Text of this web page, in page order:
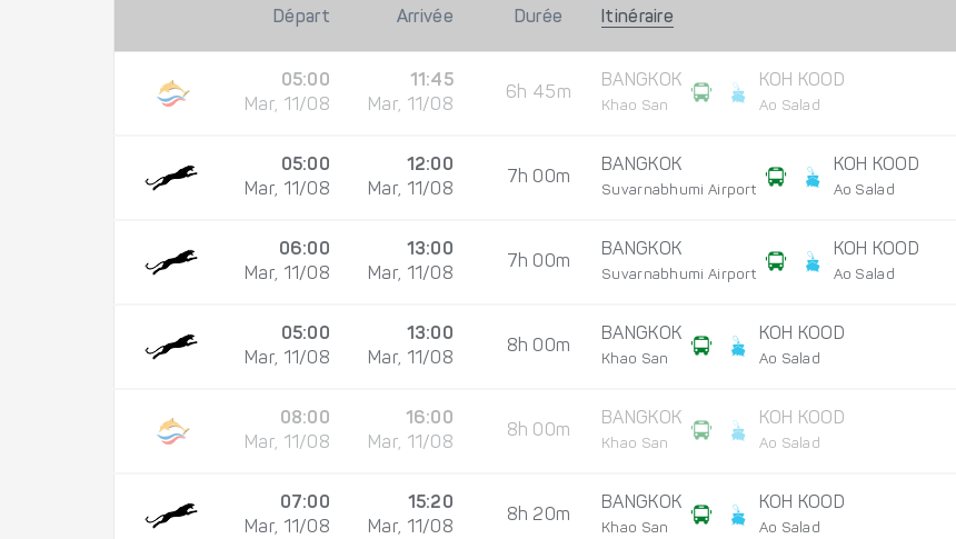
Départ Arrivée Durée Itinéraire
05:00
Mar, 11/08
11:45
Mar, 11/08
6h 45m
BANGKOK
Khao San
KOH KOOD
Ao Salad
05:00
Mar, 11/08
12:00
Mar, 11/08
7h 00m
BANGKOK
Suvarnabhumi Airport
KOH KOOD
Ao Salad
06:00
Mar, 11/08
13:00
Mar, 11/08
7h 00m
BANGKOK
Suvarnabhumi Airport
KOH KOOD
Ao Salad
05:00
Mar, 11/08
13:00
Mar, 11/08
8h 00m
BANGKOK
Khao San
KOH KOOD
Ao Salad
08:00
Mar, 11/08
16:00
Mar, 11/08
8h 00m
BANGKOK
Khao San
KOH KOOD
Ao Salad
07:00
Mar, 11/08
15:20
Mar, 11/08
8h 20m
BANGKOK
Khao San
KOH KOOD
Ao Salad